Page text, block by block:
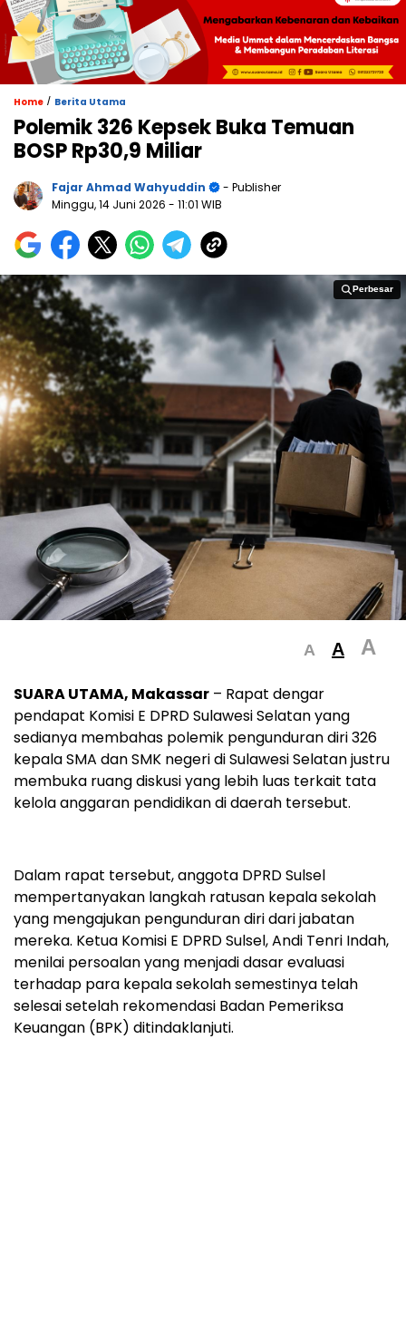
Home / Berita Utama
Polemik 326 Kepsek Buka Temuan
BOSP Rp30,9 Miliar
Fajar Ahmad Wahyuddin
- Publisher
Minggu, 14 Juni 2026 - 11:01 WIB
Perbesar
Perbesar
A A A
SUARA UTAMA, Makassar – Rapat dengar
pendapat Komisi E DPRD Sulawesi Selatan yang
sedianya membahas polemik pengunduran diri 326
kepala SMA dan SMK negeri di Sulawesi Selatan justru
membuka ruang diskusi yang lebih luas terkait tata
kelola anggaran pendidikan di daerah tersebut.
Dalam rapat tersebut, anggota DPRD Sulsel
mempertanyakan langkah ratusan kepala sekolah
yang mengajukan pengunduran diri dari jabatan
mereka. Ketua Komisi E DPRD Sulsel, Andi Tenri Indah,
menilai persoalan yang menjadi dasar evaluasi
terhadap para kepala sekolah semestinya telah
selesai setelah rekomendasi Badan Pemeriksa
Keuangan (BPK) ditindaklanjuti.